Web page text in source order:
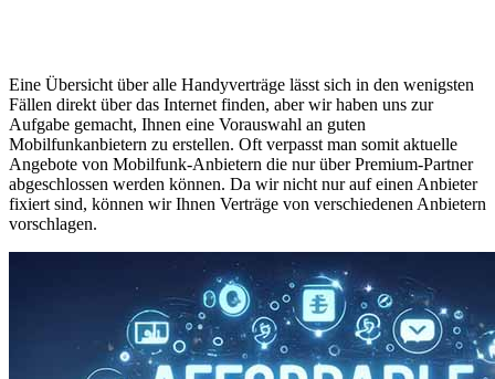
Eine Übersicht über alle Handyverträge lässt sich in den wenigsten
Fällen direkt über das Internet finden, aber wir haben uns zur
Aufgabe gemacht, Ihnen eine Vorauswahl an guten
Mobilfunkanbietern zu erstellen. Oft verpasst man somit aktuelle
Angebote von Mobilfunk-Anbietern die nur über Premium-Partner
abgeschlossen werden können. Da wir nicht nur auf einen Anbieter
fixiert sind, können wir Ihnen Verträge von verschiedenen Anbietern
vorschlagen.